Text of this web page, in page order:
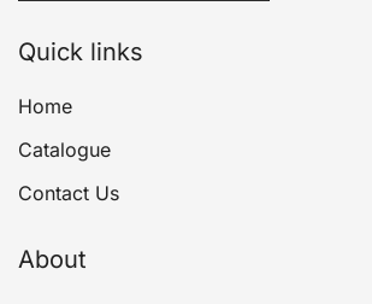
Quick links
Home
Catalogue
Contact Us
About